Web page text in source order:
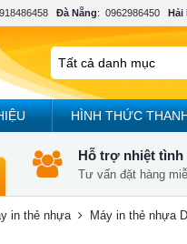
Đà Nẵng: 0962986450 Hải
HÌNH THỨC
Hỗ trợ nhiệt tình
Tư vấn đặt hàng
in thẻ nhựa Máy in thẻ nhựa